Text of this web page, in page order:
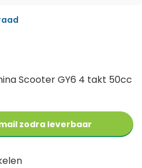
Scooter GY6 4 takt 50cc
zodra leverbaar